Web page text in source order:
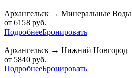
Архангельск → Минеральные Воды
от 6158 руб.
ПодробнееБронировать
Архангельск → Нижний Новгород
от 5840 руб.
ПодробнееБронировать